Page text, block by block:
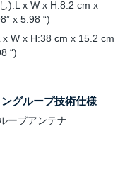
):L x W x H:8.2 cm x
x 5.98 “)
W x H:38 cm x 15.2 cm
“)
グループ技術仕様
ープアンテナ